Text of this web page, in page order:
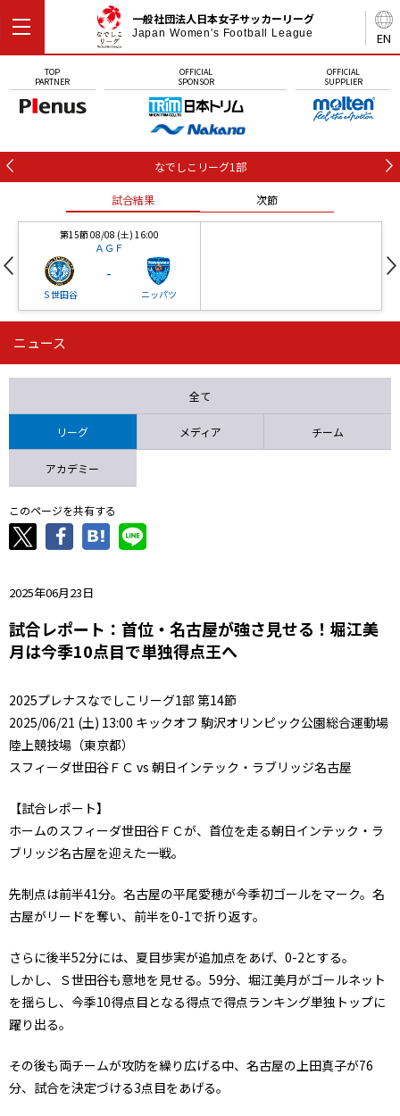
EN
一般社団法人日本女子サッカーリーグ
Japan Women's Football League
TOP
PARTNER
OFFICIAL
SPONSOR
OFFICIAL
SUPPLIER
なでしこリーグ1部
試合結果 次節
第15節 08/08 (土) 16:00
ＡＧＦ
Ｓ世田谷
-
ニッパツ
第16節 09/05 (土) 15:00
ニッパツ 石人の星
ニュース
全て
リーグ メディア チーム
アカデミー
このページを共有する
2025年06月23日
試合レポート：首位・名古屋が強さ見せる！堀江美
月は今季10点目で単独得点王へ
2025プレナスなでしこリーグ1部 第14節
2025/06/21 (土) 13:00 キックオフ 駒沢オリンピック公園総合運動場
陸上競技場（東京都）
スフィーダ世田谷ＦＣ vs 朝日インテック・ラブリッジ名古屋
【試合レポート】
ホームのスフィーダ世田谷ＦＣが、首位を走る朝日インテック・ラ
ブリッジ名古屋を迎えた一戦。
先制点は前半41分。名古屋の平尾愛穂が今季初ゴールをマーク。名
古屋がリードを奪い、前半を0-1で折り返す。
さらに後半52分には、夏目歩実が追加点をあげ、0-2とする。
しかし、Ｓ世田谷も意地を見せる。59分、堀江美月がゴールネット
を揺らし、今季10得点目となる得点で得点ランキング単独トップに
躍り出る。
その後も両チームが攻防を繰り広げる中、名古屋の上田真子が76
分、試合を決定づける3点目をあげる。